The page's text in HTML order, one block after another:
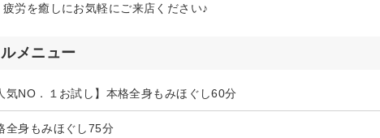
労を癒しにお気軽にご来店ください♪
メニュー
気NO．１お試し】本格全身もみほぐし60分
全身もみほぐし75分